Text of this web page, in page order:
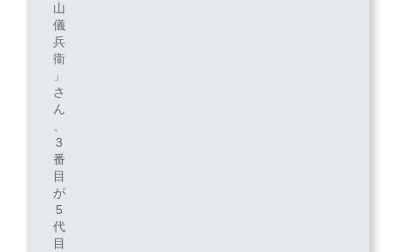
山
儀
兵
衞
」
さ
ん
、
3
番
目
が
5
代
目